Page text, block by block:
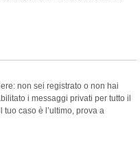
non sei registrato o non hai
i messaggi privati per tutto il
caso è l’ultimo, prova a